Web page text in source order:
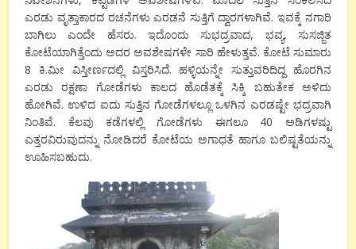
ಎರಡು ವೃತ್ತಾಕಾರದ ರಚನೆಗಳು ಎರಡನೆ ಸುತ್ತಿಗೆ ದ್ವಾರಗಳಾಗಿವೆ. ಇವಕ್ಕೆ ನಗಾರಿ
ಬಾಗಿಲು ಎಂದೇ ಹೆಸರು. ಇದೊಂದು ಸುಭದ್ರವಾದ, ಭವ್ಯ, ಸುಸಜ್ಜಿತ
ಕೋಟೆಯಾಗಿತ್ತೆಂದು ಅದರ ಅವಶೇಷಗಳೇ ಸಾರಿ ಹೇಳುತ್ತವೆ. ಕೋಟೆ ಸುಮಾರು
8 ಕಿ.ಮೀ ವಿಸ್ತೀರ್ಣದಲ್ಲಿ ವಿಸ್ತರಿಸಿದೆ. ಹಳ್ಳಿಯನ್ನೇ ಸುತ್ತುವರಿದಿದ್ದ ಹೊರಗಿನ
ಎರಡು ರಕ್ಷಣಾ ಗೋಡೆಗಳು ಕಾಲದ ಹೊಡೆತಕ್ಕೆ ಸಿಕ್ಕಿ ಬಹುತೇಕ ಅಳಿದು
ಹೋಗಿವೆ. ಉಳಿದ ಐದು ಸುತ್ತಿನ ಗೋಡೆಗಳಲ್ಲೂ ಒಳಗಿನ ಎರಡಷ್ಟೇ ಭದ್ರವಾಗಿ
ನಿಂತಿವೆ. ಕೆಲವು ಕಡೆಗಳಲ್ಲಿ ಗೋಡೆಗಳು ಈಗಲೂ 40 ಅಡಿಗಳಷ್ಟು
ಎತ್ತರವಿರುವುದನ್ನು ನೋಡಿದರೆ ಕೋಟೆಯ ಅಗಾಧತೆ ಹಾಗೂ ಬಲಿಷ್ಟತೆಯನ್ನು
ಊಹಿಸಬಹುದು.